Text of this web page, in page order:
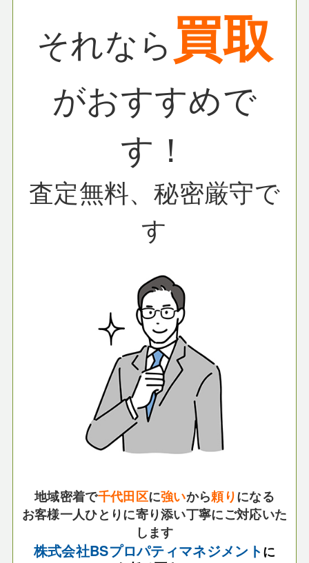
それなら 買取
がおすすめで
す！
査定無料、秘密厳守で
す
地域密着で千代田区に強いから頼りになる
お客様一人ひとりに寄り添い丁寧にご対応いた
します
株式会社BSプロパティマネジメントに